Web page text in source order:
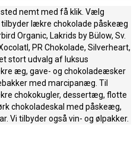
nemt med få klik. Vælg
lækre chokolade påskeæg
Organic, Lakrids by Bülow, Sv.
PR Chokolade, Silverheart,
stort udvalg af luksus
æg, gave- og chokoladeæsker
med marcipanæg. Til
chokokugler, dessertæg, flotte
chokoladeskal med påskeæg,
Vi tilbyder også vin- og ølpakker.